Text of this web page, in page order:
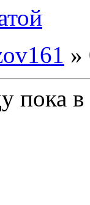
»
пока в